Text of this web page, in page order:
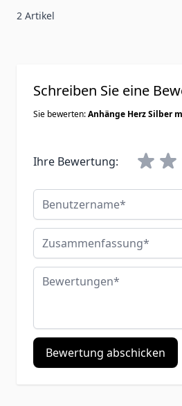
2 Artikel
Schreiben Sie eine
Sie bewerten:Anhänge Herz Silber
Ihre Bewertung:
Benutzername
Zusammenfassung
Bewertungen
Bewertung abschicken